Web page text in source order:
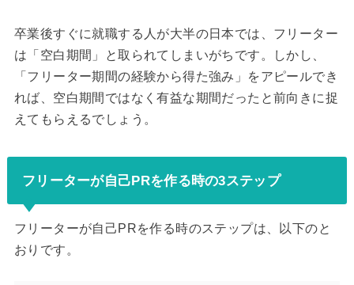
卒業後すぐに就職する人が大半の日本では、フリーター
は「空白期間」と取られてしまいがちです。しかし、
「フリーター期間の経験から得た強み」をアピールでき
れば、空白期間ではなく有益な期間だったと前向きに捉
えてもらえるでしょう。
フリーターが自己PRを作る時の3ステップ
フリーターが自己PRを作る時のステップは、以下のと
おりです。